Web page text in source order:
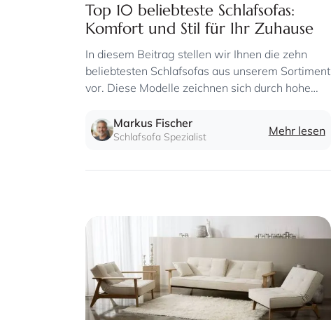
Top 10 beliebteste Schlafsofas:
Komfort und Stil für Ihr Zuhause
In diesem Beitrag stellen wir Ihnen die zehn
beliebtesten Schlafsofas aus unserem Sortiment
vor. Diese Modelle zeichnen sich durch hohe
innovative Mechanismen aus.
Markus Fischer
Schlafsofa Spezialist Mehr lesen